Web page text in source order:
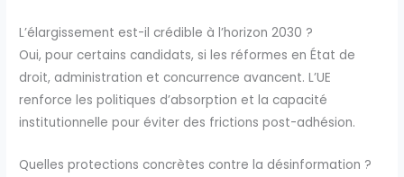
L’élargissement est-il crédible à l’horizon 2030 ?
Oui, pour certains candidats, si les réformes en État de
droit, administration et concurrence avancent. L’UE
renforce les politiques d’absorption et la capacité
institutionnelle pour éviter des frictions post-adhésion.
Quelles protections concrètes contre la désinformation ?